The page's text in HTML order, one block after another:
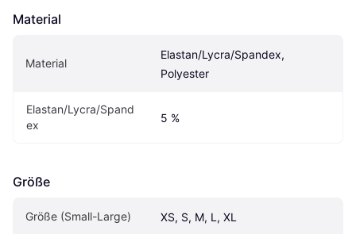
Material
Material
Elastan/Lycra/Spandex,
Polyester
Elastan/Lycra/Spand
ex
5 %
Größe
Größe (Small-Large) XS, S, M, L, XL